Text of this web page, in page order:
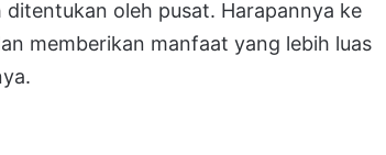
oleh pusat. Harapannya ke
memberikan manfaat yang lebih luas